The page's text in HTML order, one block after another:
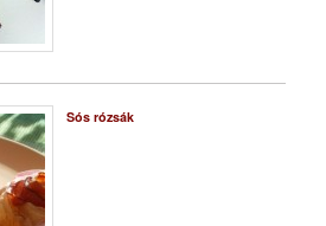
Sós rózsák